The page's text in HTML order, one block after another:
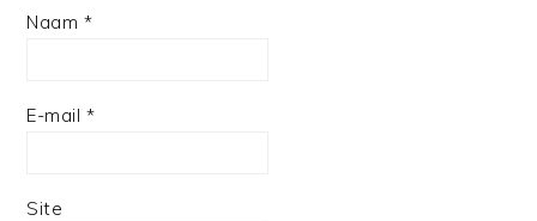
Naam *
E-mail *
Site